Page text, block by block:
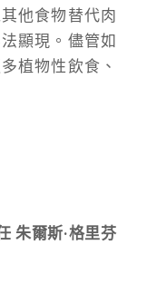
他食物替代肉
顯現。儘管如
植物性飲食、
朱爾斯·格里芬